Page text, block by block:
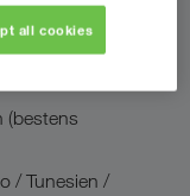
(bestens
/ Tunesien /
all cookies